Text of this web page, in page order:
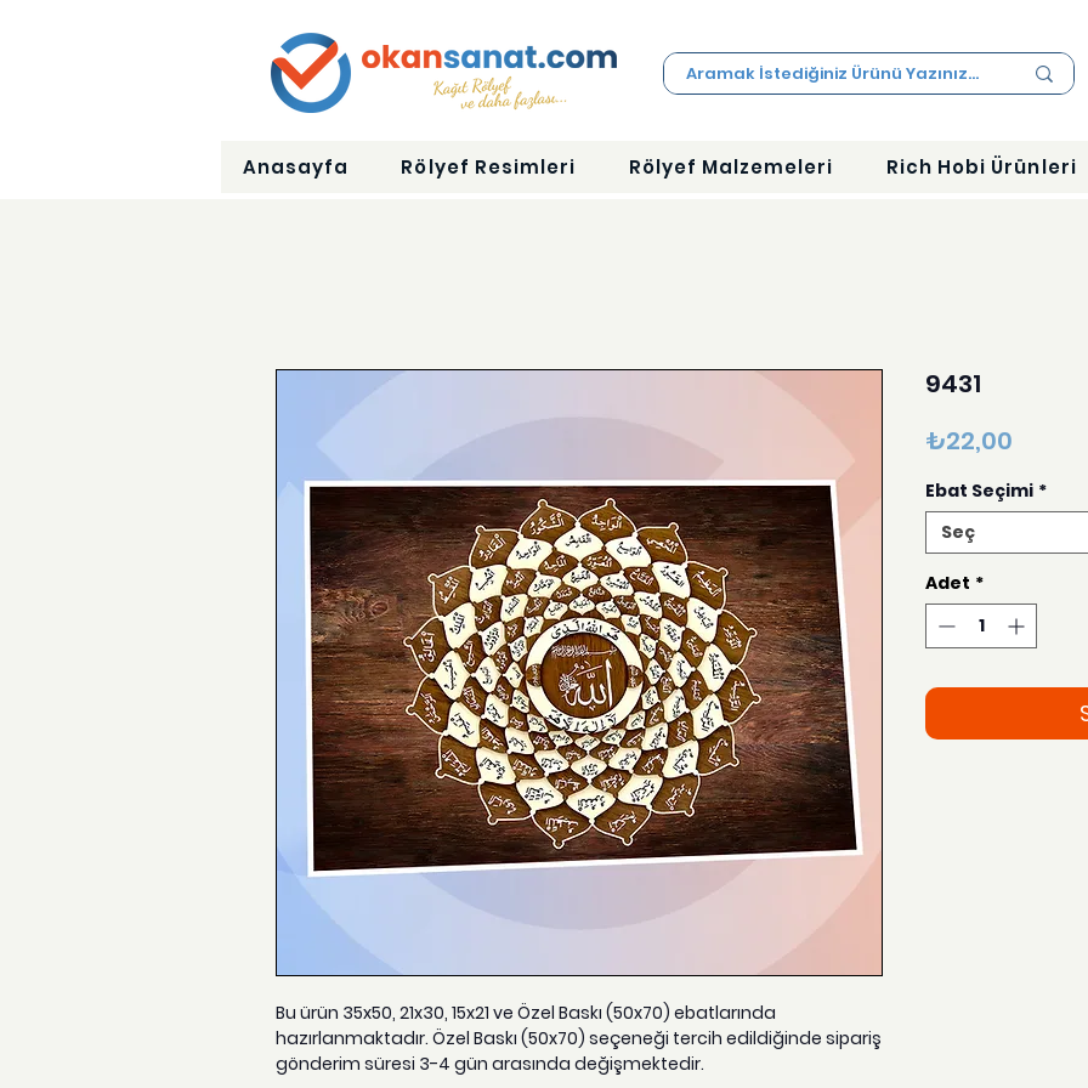
Anasayfa Rölyef Resimleri Rölyef Malzemeleri Rich Hobi Ürünleri
Bu ürün 35x50, 21x30, 15x21 ve Özel Baskı (50x70) ebatlarında
hazırlanmaktadır. Özel Baskı (50x70) seçeneği tercih edildiğinde sipariş
gönderim süresi 3-4 gün arasında değişmektedir.
9431
₺22,00
Ebat Seçimi *
Seç
Adet *